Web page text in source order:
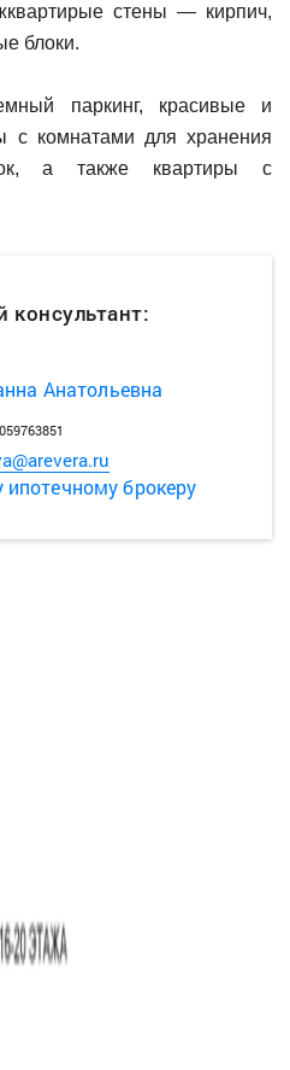
стены — кирпич,
блоки.
паркинг, красивые и
с комнатами для хранения
а также квартиры с
консультант:
Анатольевна
брокеру